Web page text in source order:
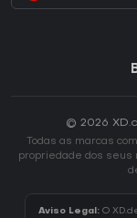
© 2026
Todas as marcas
propriedade dos seus
Aviso Legal: O